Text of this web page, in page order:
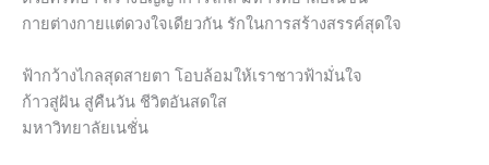
กายต่างกายแต่ดวงใจเดียวกัน รักในการสร้างสรรค์สุดใจ
ฟ้ากว้างไกลสุดสายตา โอบล้อมให้เราชาวฟ้ามั่นใจ
ก้าวสู่ฝัน สู่คืนวัน ชีวิตอันสดใส
มหาวิทยาลัยเนชั่น